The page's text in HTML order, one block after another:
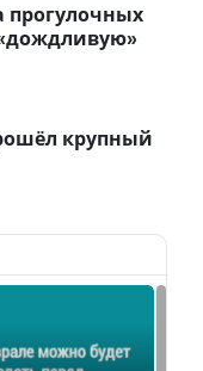
прогулочных
крупный